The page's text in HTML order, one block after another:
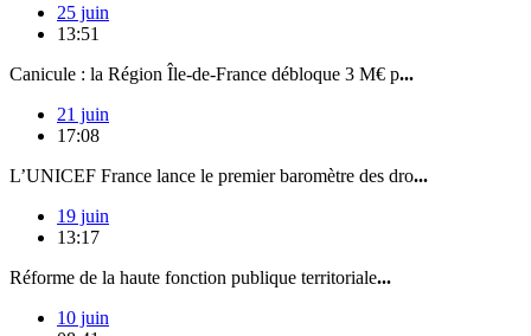
25 juin
13:51
Canicule : la Région Île-de-France débloque 3 M€ p...
21 juin
17:08
L’UNICEF France lance le premier baromètre des dro...
19 juin
13:17
Réforme de la haute fonction publique territoriale...
10 juin